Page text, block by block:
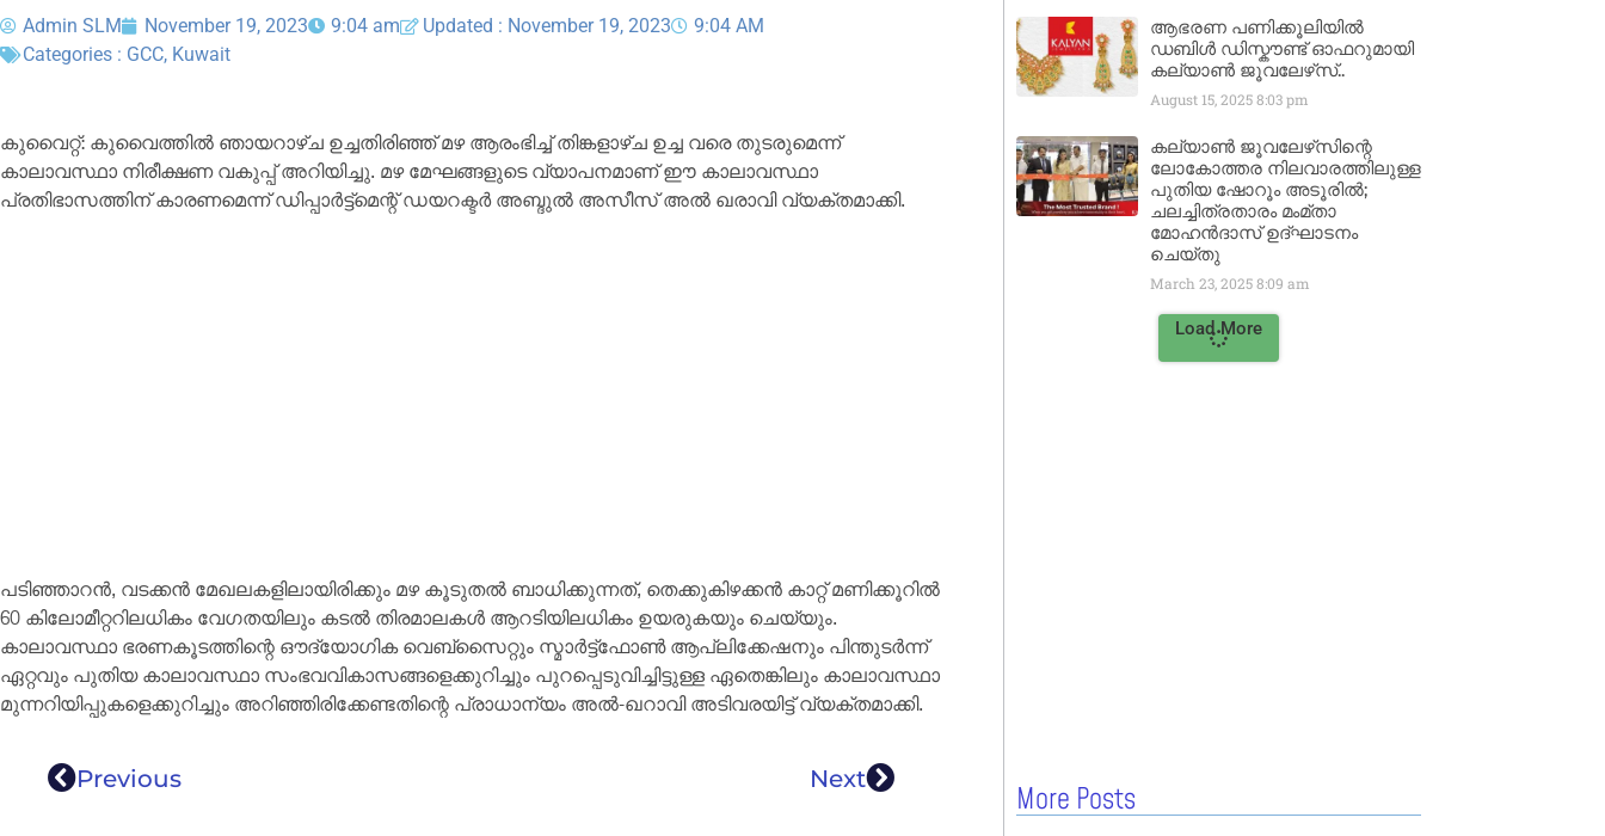
Admin SLM November 19, 2023 9:04 am Updated : November 19, 2023
9:04 AM
Categories : GCC, Kuwait
കുവൈറ്റ്: കുവൈത്തിൽ ഞായറാഴ്ച ഉച്ചതിരിഞ്ഞ് മഴ ആരംഭിച്ച് തിങ്കളാഴ്ച ഉച്ച വരെ തുടരുമെന്ന്
കാലാവസ്ഥാ നിരീക്ഷണ വകുപ്പ് അറിയിച്ചു. മഴ മേഘങ്ങളുടെ വ്യാപനമാണ് ഈ കാലാവസ്ഥാ
പ്രതിഭാസത്തിന് കാരണമെന്ന് ഡിപ്പാർട്ട്‌മെന്റ് ഡയറക്ടർ അബ്ദുൽ അസീസ് അൽ ഖരാവി വ്യക്തമാക്കി.
പടിഞ്ഞാറൻ, വടക്കൻ മേഖലകളിലായിരിക്കും മഴ കൂടുതൽ ബാധിക്കുന്നത്, തെക്കുകിഴക്കൻ കാറ്റ് മണിക്കൂറിൽ
60 കിലോമീറ്ററിലധികം വേഗതയിലും കടൽ തിരമാലകൾ ആറടിയിലധികം ഉയരുകയും ചെയ്യും.
കാലാവസ്ഥാ ഭരണകൂടത്തിന്റെ ഔദ്യോഗിക വെബ്‌സൈറ്റും സ്മാർട്ട്‌ഫോൺ ആപ്ലിക്കേഷനും പിന്തുടർന്ന്
ഏറ്റവും പുതിയ കാലാവസ്ഥാ സംഭവവികാസങ്ങളെക്കുറിച്ചും പുറപ്പെടുവിച്ചിട്ടുള്ള ഏതെങ്കിലും കാലാവസ്ഥാ
മുന്നറിയിപ്പുകളെക്കുറിച്ചും അറിഞ്ഞിരിക്കേണ്ടതിന്റെ പ്രാധാന്യം അൽ-ഖറാവി അടിവരയിട്ട് വ്യക്തമാക്കി.
Previous Next
ആഭരണ പണിക്കൂലിയിൽ
ഡബിൾ ഡിസ്കൗണ്ട് ഓഫറുമായി
കല്യാൺ ജൂവലേഴ്‌സ്..
August 15, 20258:03 pm
കല്യാൺ ജൂവലേഴ്‌സിന്റെ
ലോകോത്തര നിലവാരത്തിലുള്ള
പുതിയ ഷോറൂം അടൂരിൽ;
ചലച്ചിത്രതാരം മംമ്താ
മോഹൻദാസ് ഉദ്ഘാടനം
ചെയ്‌തു
March 23, 20258:09 am
Load More
More Posts